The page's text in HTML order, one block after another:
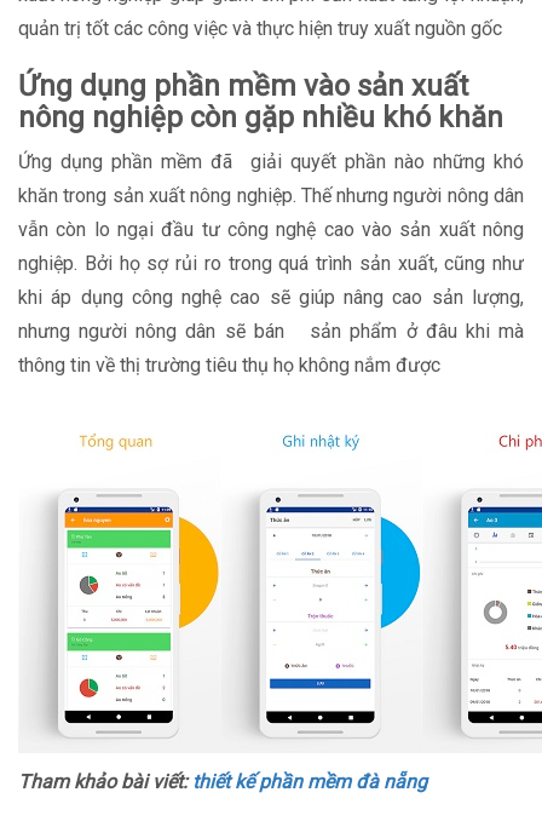
quản trị tốt các công việc và thực hiện truy xuất nguồn gốc
Ứng dụng phần mềm vào sản xuất
nông nghiệp còn gặp nhiều khó khăn
Ứng dụng phần mềm đã giải quyết phần nào những khó
khăn trong sản xuất nông nghiệp. Thế nhưng người nông dân
vẫn còn lo ngại đầu tư công nghệ cao vào sản xuất nông
nghiệp. Bởi họ sợ rủi ro trong quá trình sản xuất, cũng như
khi áp dụng công nghệ cao sẽ giúp nâng cao sản lượng,
nhưng người nông dân sẽ bán sản phẩm ở đâu khi mà
thông tin về thị trường tiêu thụ họ không nắm được
Tham khảo bài viết: thiết kế phần mềm đà nẵng